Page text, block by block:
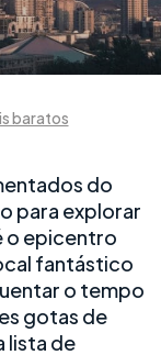
baratos
do
para explorar
o epicentro
fantástico
o tempo
gotas de
lista de